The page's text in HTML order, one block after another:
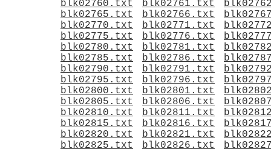
blk02760.txt blk02761.txt
blk02765.txt
blk02766.txt
blk02770.txt
blk02771.txt
blk02775.txt
blk02776.txt
blk02780.txt
blk02781.txt
blk02785.txt
blk02786.txt
blk02790.txt
blk02791.txt
blk02795.txt
blk02796.txt
blk02800.txt
blk02801.txt
blk02805.txt
blk02806.txt
blk02810.txt
blk02811.txt
blk02815.txt
blk02816.txt
blk02820.txt
blk02821.txt
blk02825.txt
blk02826.txt